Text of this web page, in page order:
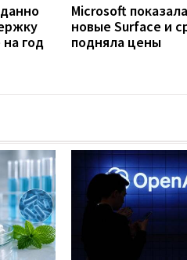
год
Microsoft показала
новые Surface и
подняла цены